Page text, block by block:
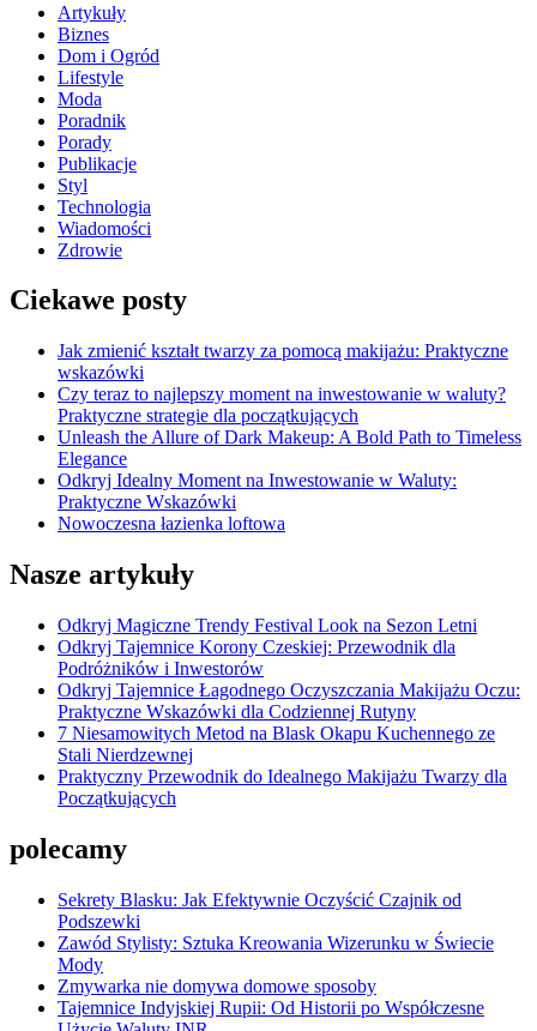
Artykuły
Biznes
Dom i Ogród
Lifestyle
Moda
Poradnik
Porady
Publikacje
Styl
Technologia
Wiadomości
Zdrowie
Ciekawe posty
Jak zmienić kształt twarzy za pomocą makijażu: Praktyczne
wskazówki
Czy teraz to najlepszy moment na inwestowanie w waluty?
Praktyczne strategie dla początkujących
Unleash the Allure of Dark Makeup: A Bold Path to Timeless
Elegance
Odkryj Idealny Moment na Inwestowanie w Waluty:
Praktyczne Wskazówki
Nowoczesna łazienka loftowa
Nasze artykuły
Odkryj Magiczne Trendy Festival Look na Sezon Letni
Odkryj Tajemnice Korony Czeskiej: Przewodnik dla
Podróżników i Inwestorów
Odkryj Tajemnice Łagodnego Oczyszczania Makijażu Oczu:
Praktyczne Wskazówki dla Codziennej Rutyny
7 Niesamowitych Metod na Blask Okapu Kuchennego ze
Stali Nierdzewnej
Praktyczny Przewodnik do Idealnego Makijażu Twarzy dla
Początkujących
polecamy
Sekrety Blasku: Jak Efektywnie Oczyścić Czajnik od
Podszewki
Zawód Stylisty: Sztuka Kreowania Wizerunku w Świecie
Mody
Zmywarka nie domywa domowe sposoby
Tajemnice Indyjskiej Rupii: Od Historii po Współczesne